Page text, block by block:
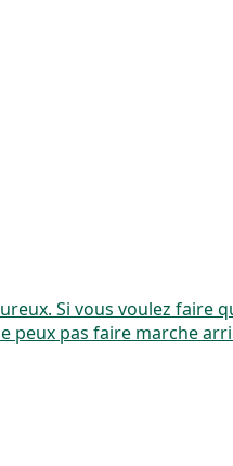
Si vous voulez faire
peux pas faire marche